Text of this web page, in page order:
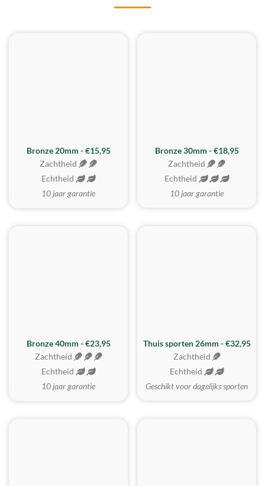
Bronze 20mm - €15,95
Zachtheid
Echtheid
10 jaar garantie
BESTE KOOP
Bronze 30mm - €18,95
Zachtheid
Echtheid
10 jaar garantie
Bronze 40mm - €23,95
Zachtheid
Echtheid
10 jaar garantie
Thuis sporten 26mm - €32,95
Zachtheid
Echtheid
Geschikt voor dagelijks sporten